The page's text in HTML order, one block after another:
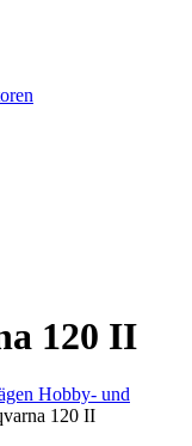
120 II
Hobby- und
120 II